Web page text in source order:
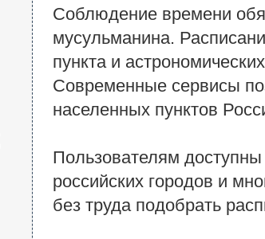
Соблюдение времени
мусульманина.
пункта и
Современные сервисы
населенных пунктов
Пользователям
российских городов и
без труда подобрать